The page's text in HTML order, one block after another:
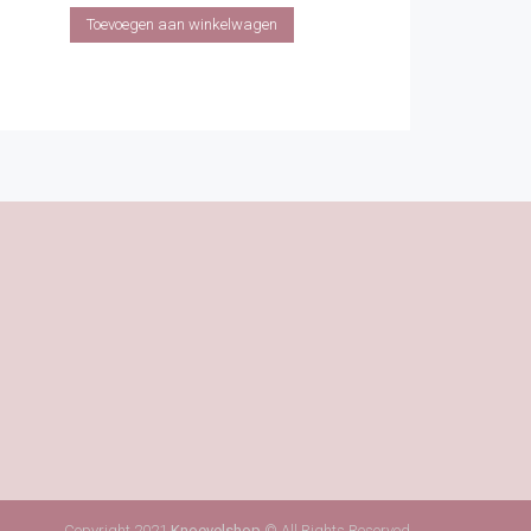
Toevoegen aan winkelwagen